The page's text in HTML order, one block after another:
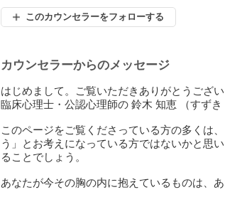
このカウンセラーをフォローする
カウンセラーからのメッセージ
はじめまして。ご覧いただきありがとうござい
臨床心理士・公認心理師の 鈴木 知恵 （すずき
このページをご覧くださっている方の多くは
う」とお考えになっている方ではないかと思
ることでしょう。
あなたが今その胸の内に抱えているものは、